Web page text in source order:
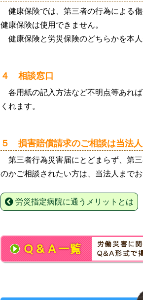
健康保険では、第三者の行為による
健康保険は使用できません。
健康保険と労災保険のどちらかを本
４ 相談窓口
各用紙の記入方法など不明点等あれ
くれます。
５ 損害賠償請求のご相談は当法
第三者行為災害届にとどまらず、第
のかご相談されたい方は、当法人まで
労災指定病院に通うメリットとは